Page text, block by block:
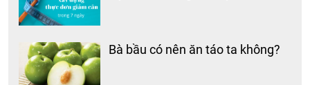
Bà bầu có nên ăn táo ta không?